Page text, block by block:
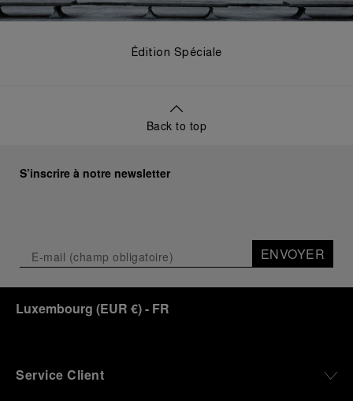
Édition Spéciale
Back to top
S’inscrire à notre newsletter
ENVOYER
Luxembourg (EUR €)- FR
Service Client